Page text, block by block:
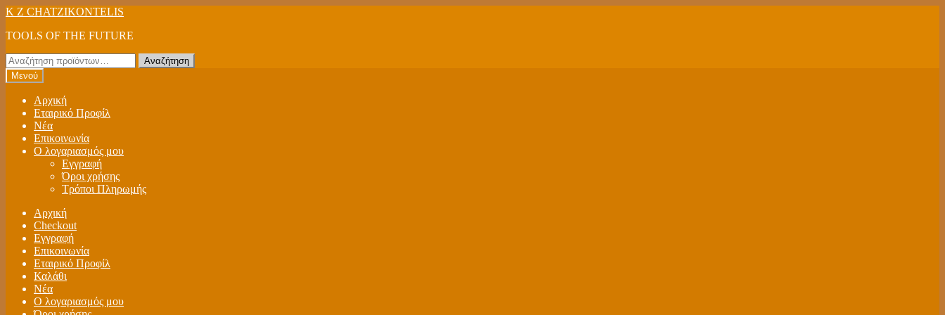
Απευθείας
στην
Μετάβαση
περιεχόμενο
K Z CHATZIKONTELIS
TOOLS OF THE FUTURE
Αναζήτηση
για:
Αναζήτηση
Μενού
Αρχική
Εταιρικό Προφίλ
Νέα
Επικοινωνία
Ο λογαριασμός μου
Εγγραφή
Όροι χρήσης
Τρόποι Πληρωμής
Αρχική
Checkout
Εγγραφή
Επικοινωνία
Εταιρικό Προφίλ
Καλάθι
Νέα
Ο λογαριασμός μου